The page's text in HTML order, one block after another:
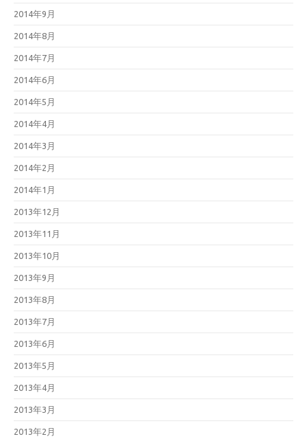
2014年9月
2014年8月
2014年7月
2014年6月
2014年5月
2014年4月
2014年3月
2014年2月
2014年1月
2013年12月
2013年11月
2013年10月
2013年9月
2013年8月
2013年7月
2013年6月
2013年5月
2013年4月
2013年3月
2013年2月